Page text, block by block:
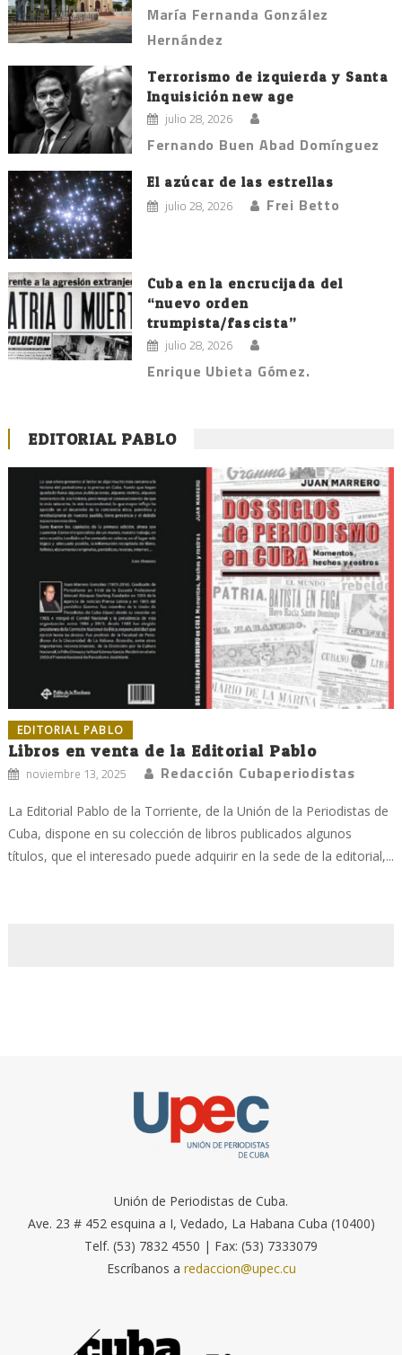
María Fernanda González
Hernández
Terrorismo de izquierda y Santa
Inquisición new age
julio 28, 2026
Fernando Buen Abad Domínguez
El azúcar de las estrellas
julio 28, 2026 Frei Betto
Cuba en la encrucijada del
“nuevo orden
trumpista/fascista”
julio 28, 2026
Enrique Ubieta Gómez.
EDITORIAL PABLO
EDITORIAL PABLO
Libros en venta de la Editorial Pablo
noviembre 13, 2025 Redacción Cubaperiodistas
La Editorial Pablo de la Torriente, de la Unión de la Periodistas de
Cuba, dispone en su colección de libros publicados algunos
títulos, que el interesado puede adquirir en la sede de la editorial,...
Unión de Periodistas de Cuba.
Ave. 23 # 452 esquina a I, Vedado, La Habana Cuba (10400)
Telf. (53) 7832 4550 | Fax: (53) 7333079
Escríbanos a redaccion@upec.cu